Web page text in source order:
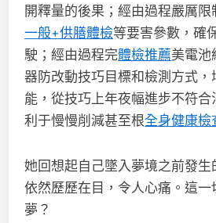
開釋量的後果；經由過程嚴厲
一般+供膳體檢等要害參數，確
駛；經由過程完體檢推薦美電池
器防改動技巧目標和檢測方式
能，從技巧上年夜幅進步不符
利于慢慢削減甚至根全身健康檢
她回想起自己墜入夢境之前發
依然歷歷在目，令人心痛。這
夢？